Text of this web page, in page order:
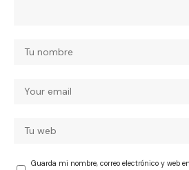
Guarda mi nombre, correo electrónico y web